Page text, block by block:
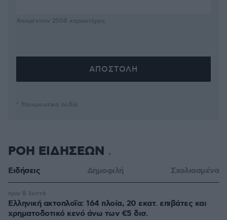
Απομένουν 2500 χαρακτήρες
* Υποχρεωτικά πεδία
ΡΟΗ ΕΙΔΗΣΕΩΝ
Ειδήσεις Δημοφιλή Σχολιασμένα
Ελληνική ακτοπλοΐα: 164 πλοία, 20 εκατ. επιβάτες και
χρηματοδοτικό κενό άνω των €5 δισ.
πριν 8 λεπτά